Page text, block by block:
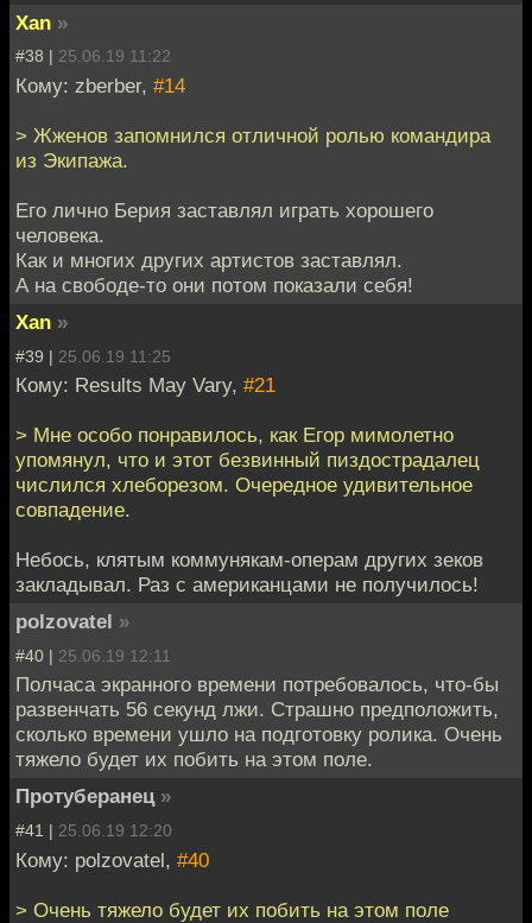
Xan »
#38 | 25.06.19 11:22
Кому: zberber, #14
> Жженов запомнился отличной ролью командира
из Экипажа.
Его лично Берия заставлял играть хорошего
человека.
Как и многих других артистов заставлял.
А на свободе-то они потом показали себя!
Xan »
#39 | 25.06.19 11:25
Кому: Results May Vary, #21
> Мне особо понравилось, как Егор мимолетно
упомянул, что и этот безвинный пиздострадалец
числился хлеборезом. Очередное удивительное
совпадение.
Небось, клятым коммунякам-операм других зеков
закладывал. Раз с американцами не получилось!
polzovatel »
#40 | 25.06.19 12:11
Полчаса экранного времени потребовалось, что-бы
развенчать 56 секунд лжи. Страшно предположить,
сколько времени ушло на подготовку ролика. Очень
тяжело будет их побить на этом поле.
Протуберанец »
#41 | 25.06.19 12:20
Кому: polzovatel, #40
> Очень тяжело будет их побить на этом поле